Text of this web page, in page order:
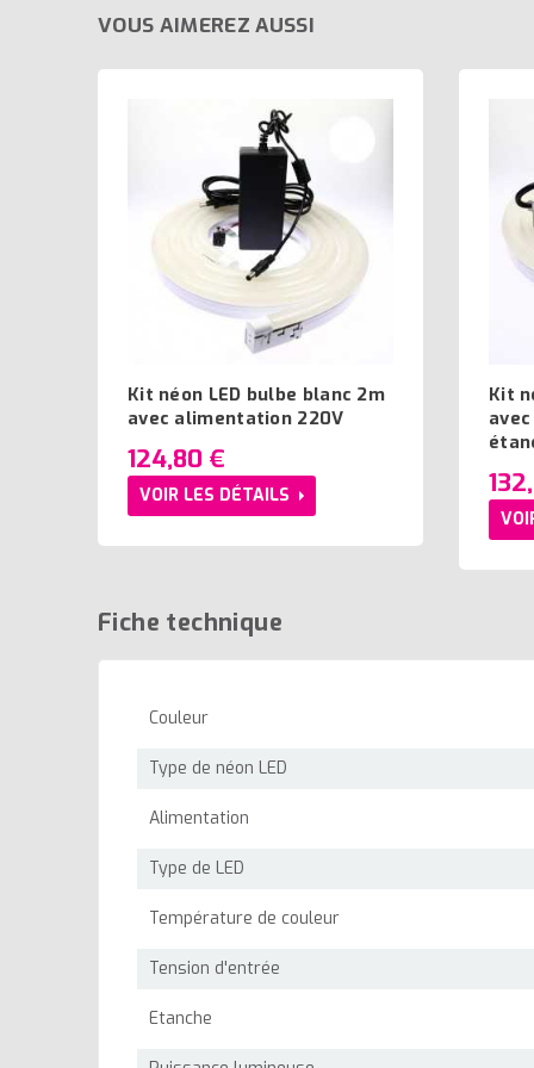
VOUS AIMEREZ AUSSI
Kit néon LED bulbe blanc 2m
avec alimentation 220V
124,80 €
VOIR LES DÉTAILS
Kit
Fiche technique
Couleur
Type de néon LED
Alimentation
Type de LED
Température de couleur
Tension d'entrée
Etanche